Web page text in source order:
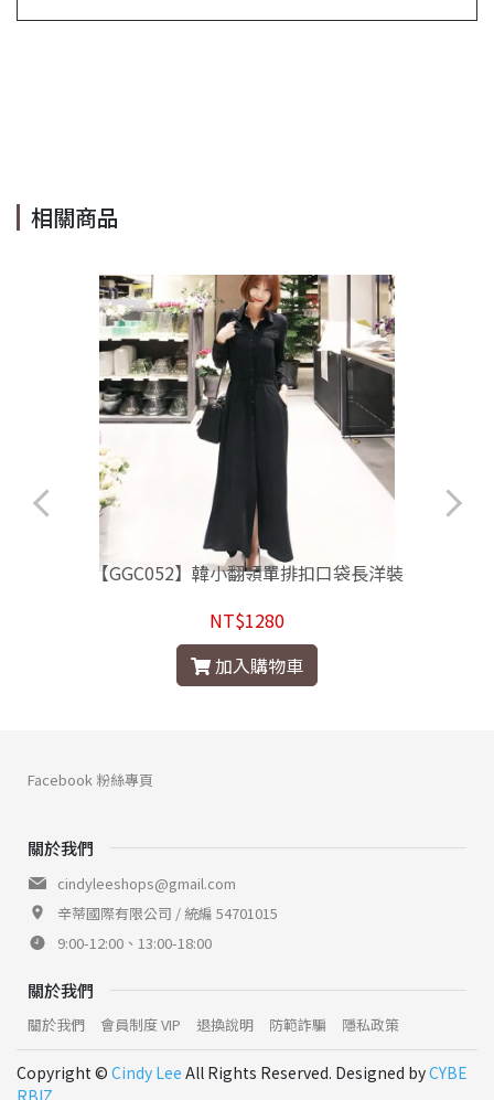
相關商品
【GGC052】韓小翻領單排扣口袋長洋裝
NT$1280
加入購物車
關於我們
cindyleeshops@gmail.com
辛蒂國際有限公司 / 統編 54701015
9:00-12:00、13:00-18:00
關於我們
關於我們 會員制度 VIP 退換說明 防範詐騙 隱私政策
Facebook 粉絲專頁
Copyright © Cindy Lee All Rights Reserved. Designed byCYBE